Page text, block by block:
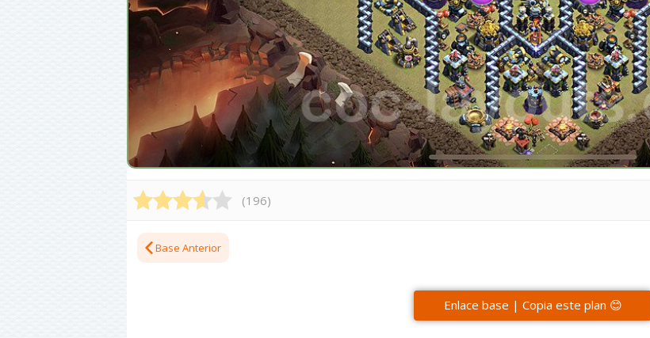
(196)
Base Anterior
Enlace base | Copia este plan 😊